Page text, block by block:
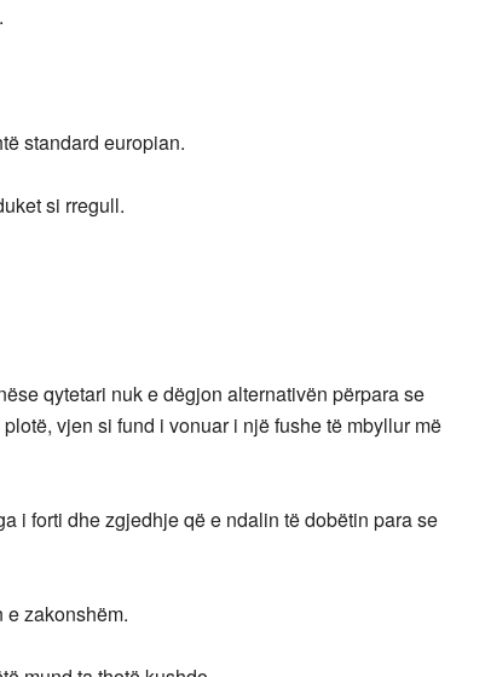
standard europian.
si rregull.
qytetari nuk e dëgjon alternativën përpara se
vjen si fund i vonuar i një fushe të mbyllur më
i forti dhe zgjedhje që e ndalin të dobëtin para se
e zakonshëm.